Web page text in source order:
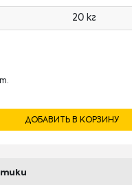
20 кг
ДОБАВИТЬ В КОРЗИНУ